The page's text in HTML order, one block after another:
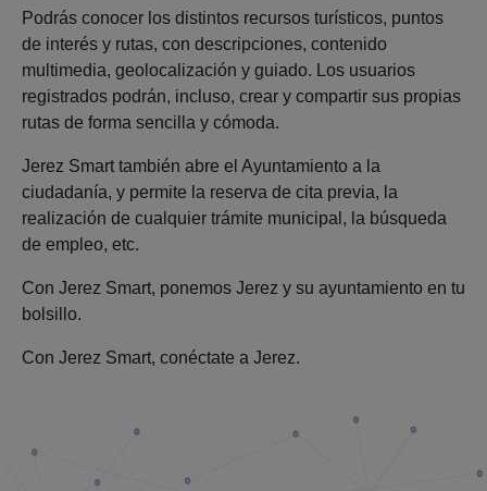
Podrás conocer los distintos recursos turísticos, puntos
de interés y rutas, con descripciones, contenido
multimedia, geolocalización y guiado. Los usuarios
registrados podrán, incluso, crear y compartir sus propias
rutas de forma sencilla y cómoda.
Jerez Smart también abre el Ayuntamiento a la
ciudadanía, y permite la reserva de cita previa, la
realización de cualquier trámite municipal, la búsqueda
de empleo, etc.
Con Jerez Smart, ponemos Jerez y su ayuntamiento en tu
bolsillo.
Con Jerez Smart, conéctate a Jerez.